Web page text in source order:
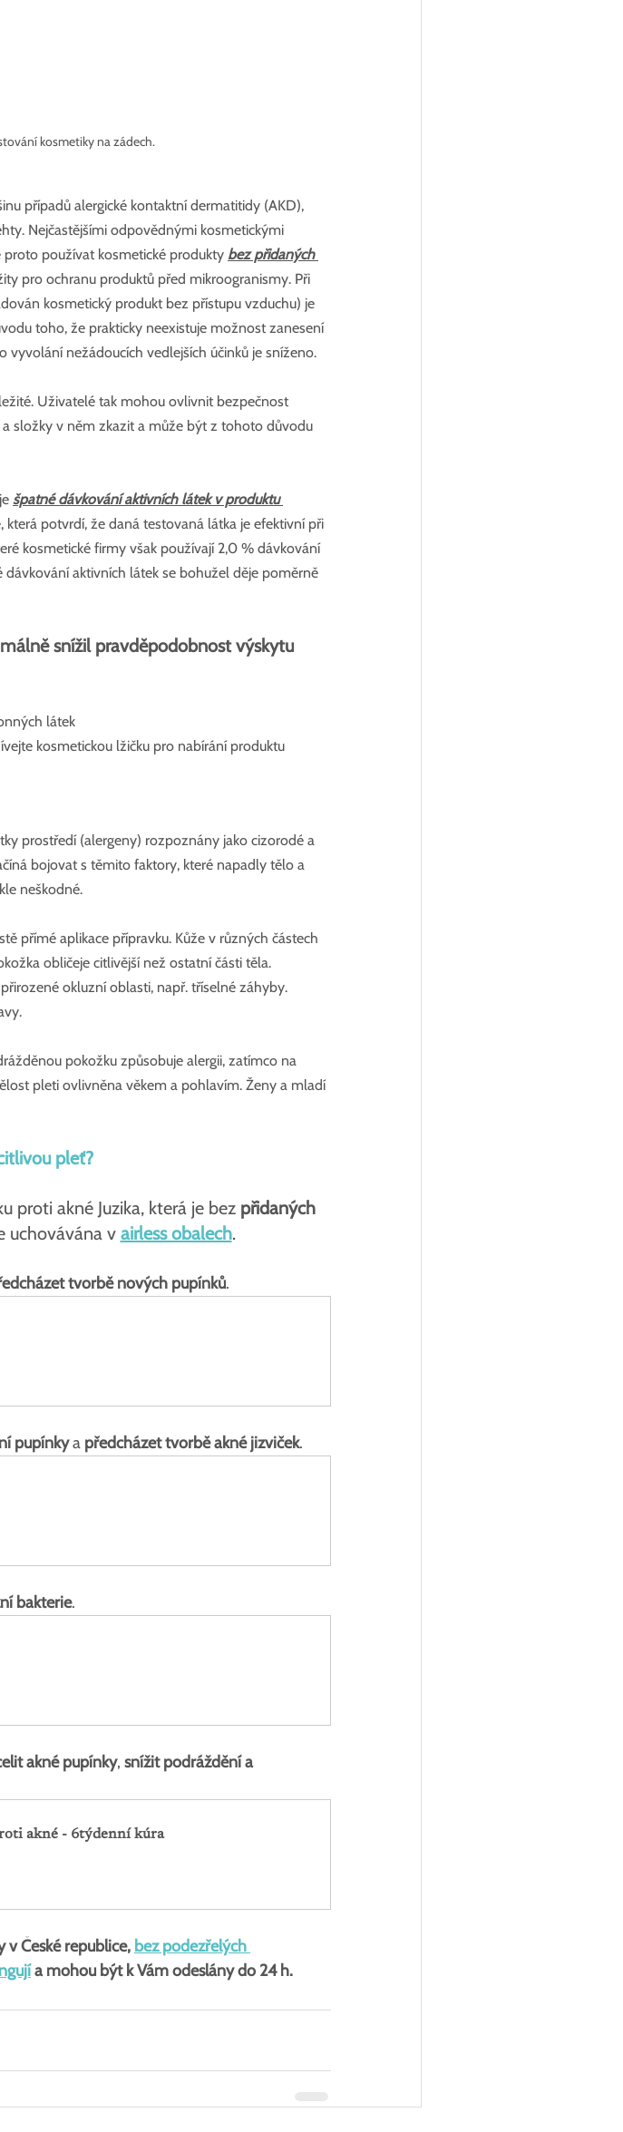
kosmetiky na zádech.
případů alergické kontaktní dermatitidy (AKD),
Nejčastějšími odpovědnými kosmetickými
proto používat kosmetické produkty bez přidaných
pro ochranu produktů před mikroogranismy. Při
kosmetický produkt bez přístupu vzduchu) je
toho, že prakticky neexistuje možnost zanesení
nežádoucích vedlejších účinků je sníženo.
Uživatelé tak mohou ovlivnit bezpečnost
složky v něm zkazit a může být z tohoto důvodu
špatné dávkování aktivních látek v produktu
která potvrdí, že daná testovaná látka je efektivní při
kosmetické firmy však používají 2,0 % dávkování
aktivních látek se bohužel děje poměrně
snížil pravděpodobnost výskytu
látek
kosmetickou lžičku pro nabírání produktu
prostředí (alergeny) rozpoznány jako cizorodé a
bojovat s těmito faktory, které napadly tělo a
neškodné.
přímé aplikace přípravku. Kůže v různých částech
obličeje citlivější než ostatní části těla.
okluzní oblasti, např. tříselné záhyby.
pokožku způsobuje alergii, zatímco na
pleti ovlivněna věkem a pohlavím. Ženy a mladí
pleť?
proti akné Juzika, která je bez přidaných
uchovávána v airless obalech.
tvorbě nových pupínků.
pupínky a předcházet tvorbě akné jizviček.
bakterie.
akné pupínky, snížit podráždění a
akné - 6týdenní kúra
České republice, bez podezřelých
a mohou být k Vám odeslány do 24 h.